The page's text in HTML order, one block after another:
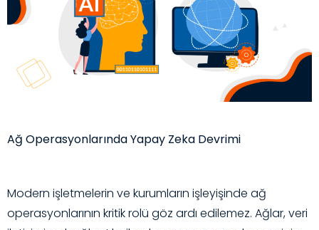
Ağ Operasyonlarında Yapay Zeka Devrimi
Modern işletmelerin ve kurumların işleyişinde ağ
operasyonlarının kritik rolü göz ardı edilemez. Ağlar, veri